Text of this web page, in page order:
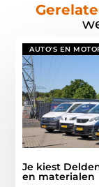
AUTO'S EN
Je kiest
en materialen